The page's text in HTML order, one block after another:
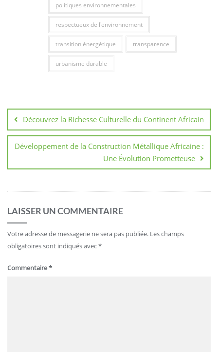
politiques environnementales
respectueux de l'environnement
transition énergétique transparence
urbanisme durable
de
l’article
Découvrez la Richesse Culturelle du Continent Africain
Développement de la Construction Métallique Africaine :
Une Évolution Prometteuse
LAISSER UN COMMENTAIRE
Votre adresse de messagerie ne sera pas publiée. Les champs
obligatoires sont indiqués avec*
Commentaire*